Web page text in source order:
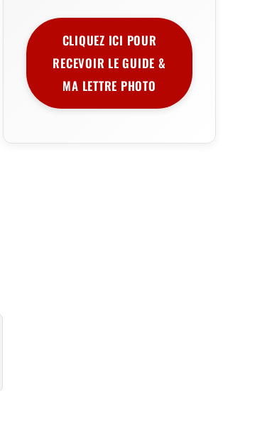
CLIQUEZ ICI POUR
RECEVOIR LE GUIDE &
MA LETTRE PHOTO